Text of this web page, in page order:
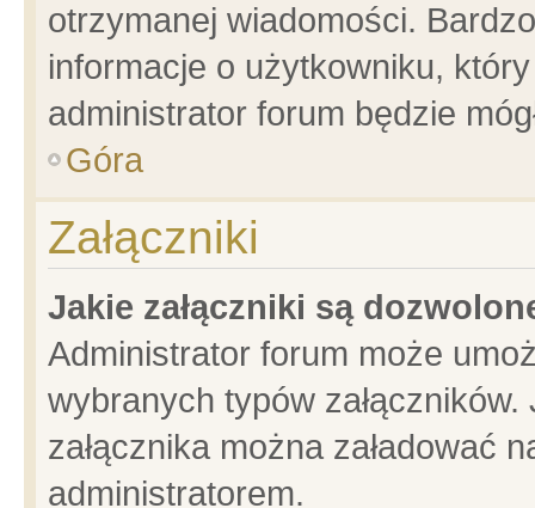
otrzymanej wiadomości.
informacje o użytkowniku,
administrator forum będzie
Góra
Załączniki
Jakie załączniki są
Administrator forum może
wybranych typów
załącznika można załadować
administratorem.